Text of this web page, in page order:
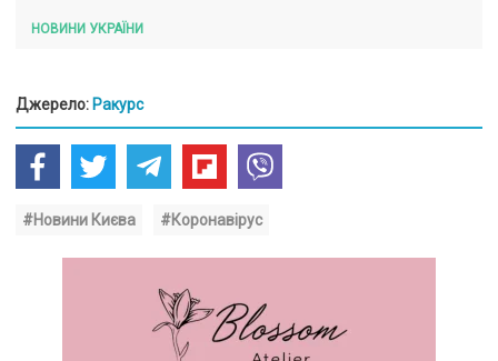
НОВИНИ УКРАЇНИ
Джерело: Ракурс
#Новини Києва #Коронавірус